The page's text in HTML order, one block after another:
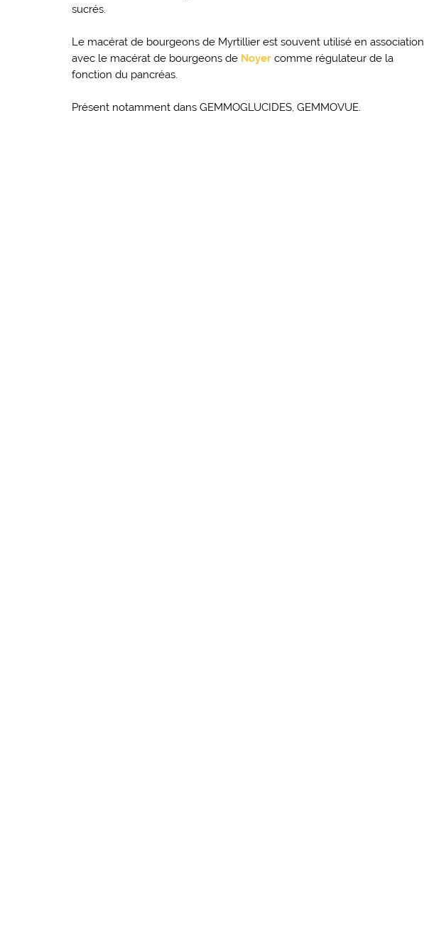
sucrés.
Le macérat de bourgeons de Myrtillier est souvent utilisé en association
avec le macérat de bourgeons de Noyer comme régulateur de la
fonction du pancréas.
Présent notamment dans GEMMOGLUCIDES, GEMMOVUE.